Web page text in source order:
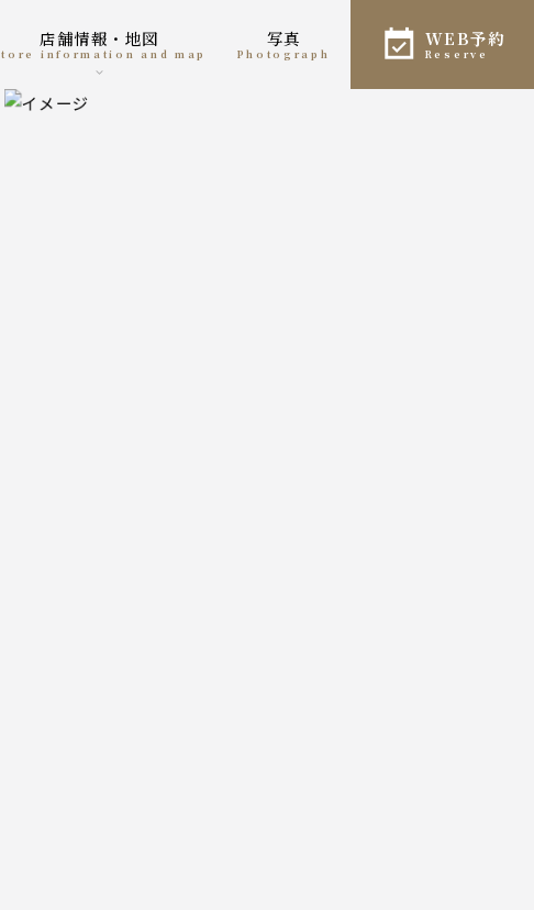
店舗情報・地図
Store information and map
写真
photograph
WEB予約
reserve